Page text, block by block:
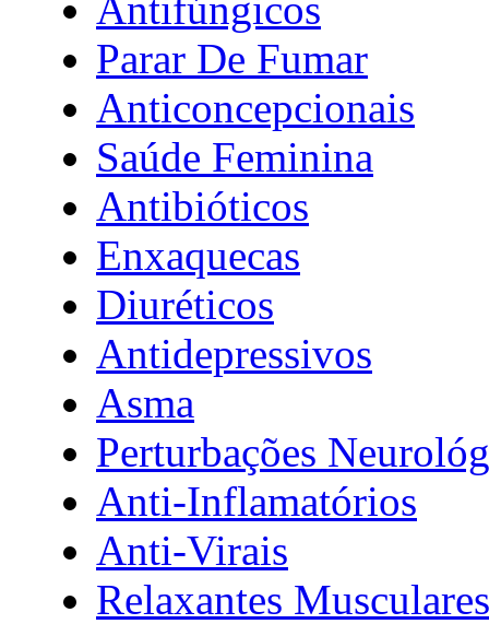
Parar De Fumar
Anticoncepcionais
Saúde Feminina
Antibióticos
Enxaquecas
Diuréticos
Antidepressivos
Asma
Perturbações
Anti-Inflamatórios
Anti-Virais
Relaxantes Musculares